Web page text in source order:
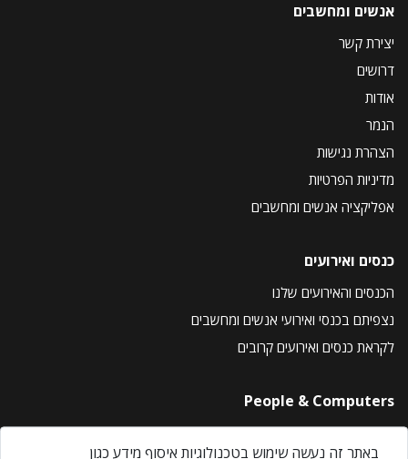
אנשים ומחשבים
יצירת קשר
דרושים
אודות
הנמר
הצהרת נגישות
מדיניות הפרטיות
אפליקציה אנשים ומחשבים
כנסים ואירועים
הכנסים והאירועים שלנו
נצפיתם בכנסי ואירועי אנשים ומחשבים
לקראת כנסים ואירועים קרובים
People & Computers
About Us
באתר זה נעשה שימוש בטכנולוגיות איסוף מידע כגון